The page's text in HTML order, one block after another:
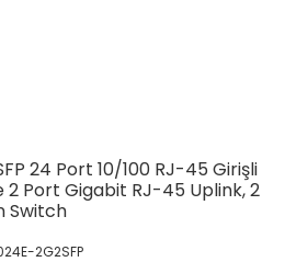
24 Port 10/100 RJ-45 Girişli
2 Port Gigabit RJ-45 Uplink, 2
Switch
2G2SFP